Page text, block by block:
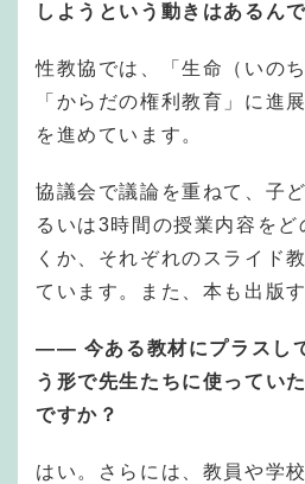
しようという動きはあるん
性教協では、「生命（いの
「からだの権利教育」に進
を進めています。
協議会で議論を重ねて、子
るいは3時間の授業内容を
くか、それぞれのスライド
ています。また、本も出版
—— 今ある教材にプラスし
う形で先生たちに使ってい
ですか？
はい。さらには、教員や学